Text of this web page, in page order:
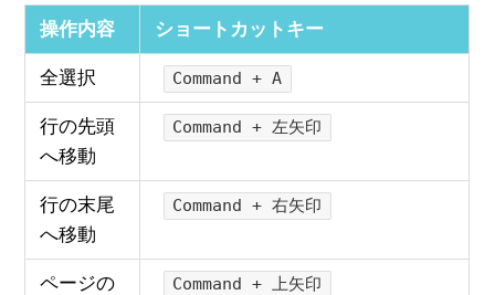
操作内容 ショートカットキー
全選択 Command + A
行の先頭
へ移動
Command + 左矢印
行の末尾
へ移動
Command + 右矢印
ページの
Command + 上矢印